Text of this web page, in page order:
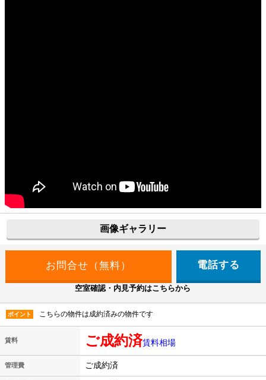
画像ギャラリー
電話する
空室確認・内見予約はこちらから
ポイント こちらの物件は成約済みの物件です
賃料 ご成約済賃料相場
管理費 ご成約済